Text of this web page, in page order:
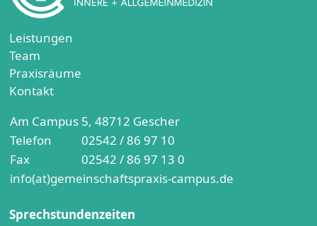
Leistungen
Team
Praxisräume
Kontakt
Am Campus 5, 48712 Gescher
Telefon
02542 / 86 97 10
Fax
02542 / 86 97 13 0
info(at)gemeinschaftspraxis-campus.de
Sprechstundenzeiten